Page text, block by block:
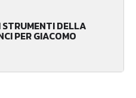
DELLA
PER GIACOMO